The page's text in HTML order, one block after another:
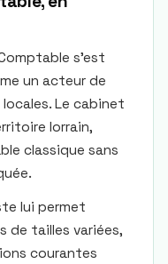
s’est
un acteur de
Le cabinet
lorrain,
classique sans
lui permet
de tailles variées,
courantes